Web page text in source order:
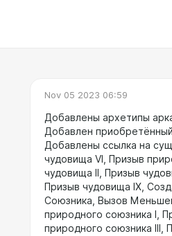
Nov 05 2023 06:59
Добавлены архетипы
Добавлен
Добавлены ссылка на
чудовища VI, Призыв
чудовища II, Призыв
Призыв чудовища IX,
Союзника, Вызов
природного союзника I,
природного союзника III,